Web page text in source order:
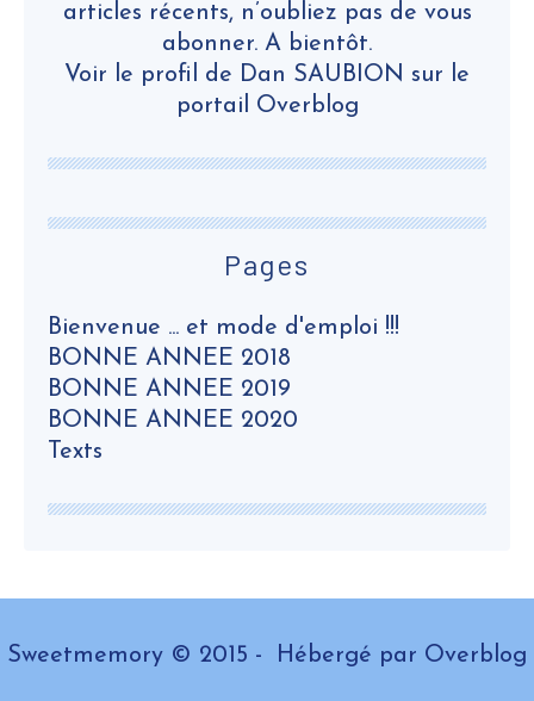
Pages
Bienvenue ... et mode d'emploi !!!
BONNE ANNEE 2018
BONNE ANNEE 2019
BONNE ANNEE 2020
Texts
articles récents, n’oubliez pas de vous
abonner. A bientôt.
Voir le profil de Dan SAUBION sur le
portail Overblog
Sweetmemory © 2015 - Hébergé par Overblog